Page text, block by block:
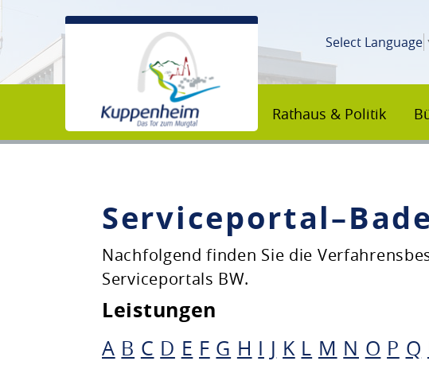
Select Language
Rathaus & Politik
Unsere Stadt
Rathaus & Politik
Nachfolgend finden Sie die
Serviceportals BW.
Leistungen
A B C D E F G H I J K L M N O P Q